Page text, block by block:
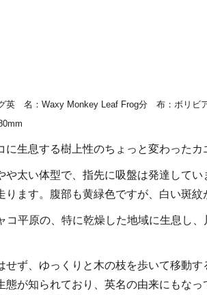
英 名 ：Waxy Monkey Leaf Frog分 布 ：ボリビ
生息する樹上性のちょっと変わったカ
や太い体型で、指先に吸盤は発達して
ります。腹部も黄緑色ですが、白い斑紋
コ平原の、特に乾燥した地域に生息し
せず、ゆっくりと木の枝を歩いて移動
態が知られており、英名の由来にもな